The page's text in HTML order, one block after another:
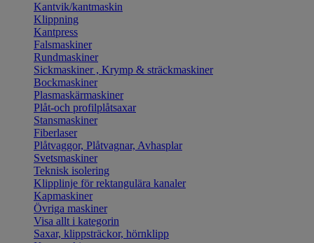
Kantvik/kantmaskin
Klippning
Kantpress
Falsmaskiner
Rundmaskiner
Sickmaskiner , Krymp & sträckmaskiner
Bockmaskiner
Plasmaskärmaskiner
Plåt-och profilplåtsaxar
Stansmaskiner
Fiberlaser
Plåtvaggor, Plåtvagnar, Avhasplar
Svetsmaskiner
Teknisk isolering
Klipplinje för rektangulära kanaler
Kapmaskiner
Övriga maskiner
Visa allt i kategorin
Saxar, klippsträckor, hörnklipp